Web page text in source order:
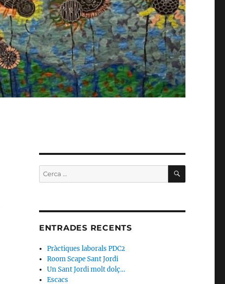
Cerca: CERCA
ENTRADES RECENTS
Pràctiques laborals PDC2
Room Scape Sant Jordi
Un Sant Jordi molt dolç…
Escacs